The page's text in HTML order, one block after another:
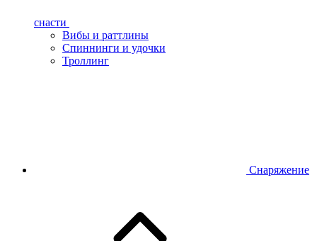
снасти
Вибы и раттлины
Спиннинги и удочки
Троллинг
Снаряжение